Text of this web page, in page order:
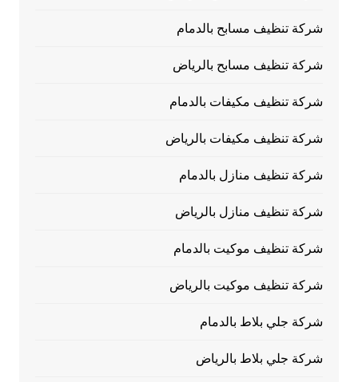
شركة تنظيف مسابح بالدمام
شركة تنظيف مسابح بالرياض
شركة تنظيف مكيفات بالدمام
شركة تنظيف مكيفات بالرياض
شركة تنظيف منازل بالدمام
شركة تنظيف منازل بالرياض
شركة تنظيف موكيت بالدمام
شركة تنظيف موكيت بالرياض
شركة جلي بلاط بالدمام
شركة جلي بلاط بالرياض